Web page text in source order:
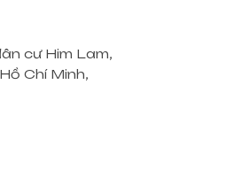
cư Him Lam,
Chí Minh,